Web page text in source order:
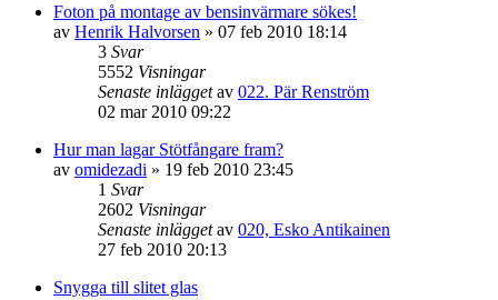
Foton på montage av bensinvärmare sökes!
av Henrik Halvorsen » 07 feb 2010 18:14
3 Svar
5552 Visningar
Senaste inläggetav 022. Pär Renström
02 mar 2010 09:22
Hur man lagar Stötfångare fram?
av omidezadi » 19 feb 2010 23:45
1 Svar
2602 Visningar
Senaste inläggetav 020, Esko Antikainen
27 feb 2010 20:13
Snygga till slitet glas